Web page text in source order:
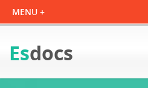
Esdocs